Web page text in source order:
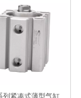
列紧凑式薄型气缸